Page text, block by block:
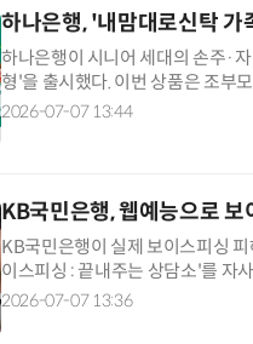
하나은행, '내맘대로신탁
하나은행이 시니어 세대의 손주·
형'을 출시했다. 이번 상품은 조부
출하거나 해지할 수 없도록 설계
2026-07-07 13:44
KB국민은행, 웹예능으로
KB국민은행이 실제 보이스피싱
이스피싱 : 끝내주는 상담소'를 자
콘텐츠는 총 2편으로 구성됐다. 지
2026-07-07 13:36